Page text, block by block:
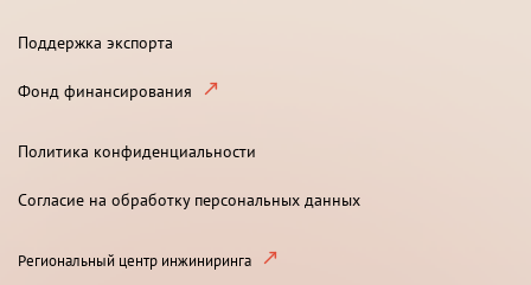
Поддержка экспорта
Фонд финансирования
Политика конфиденциальности
Согласие на обработку персональных данных
Региональный центр инжиниринга